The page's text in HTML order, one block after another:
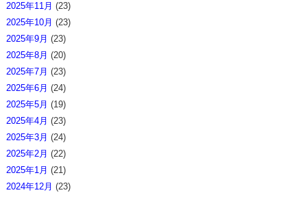
2025年11月 (23)
2025年10月 (23)
2025年9月 (23)
2025年8月 (20)
2025年7月 (23)
2025年6月 (24)
2025年5月 (19)
2025年4月 (23)
2025年3月 (24)
2025年2月 (22)
2025年1月 (21)
2024年12月 (23)